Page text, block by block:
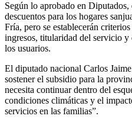
Según lo aprobado en
descuentos para los hogares
Fría, pero se establecerán
ingresos, titularidad del servicio
los usuarios.
El diputado nacional Carlos
sostener el subsidio para la
necesita continuar dentro del
condiciones climáticas y el
servicios en las familias”.